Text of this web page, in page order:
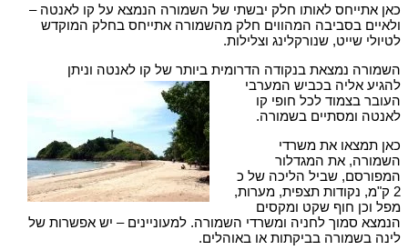
כאן אתייחס לאותו חלק יבשתי של השמורה הנמצא על קו לאנטה –
ולאיים בסביבה המהווים חלק מהשמורה אתייחס בחלק המוקדש
לטיולי שייט, שנורקלינג וצלילות.
השמורה נמצאת בנקודה הדרומית ביותר של קו לאנטה וניתן
להגיע אליה בכביש המערבי
העובר בצמוד לכל חופי קו
לאנטה ומסתיים בשמורה.
כאן תמצאו את משרדי
השמורה, את המגדלור
המפורסם, שביל הליכה של כ
2 ק"מ, נקודות תצפית, מערות,
מפל וכן חוף שקט ומקסים
הנמצא סמוך לחניה ומשרדי השמורה. למעוניינים – יש אפשרות של
לינה בשמורה בביקתות או באוהלים.